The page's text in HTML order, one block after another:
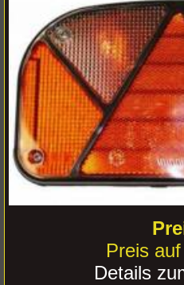
Preis
Details